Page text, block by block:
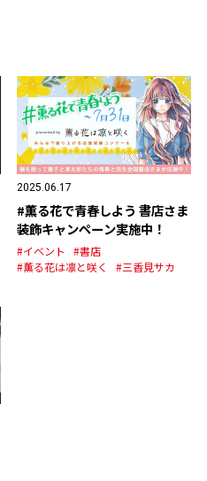
2025.06.17
#薫る花で青春しよう 書店さま
装飾キャンペーン実施中！
#イベント
#書店
#薫る花は凛と咲く
#三香見サカ